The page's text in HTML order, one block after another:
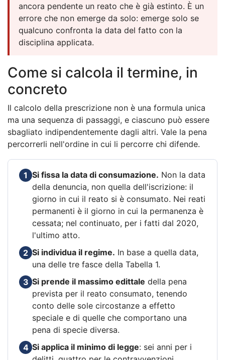
ancora pendente un reato che è già estinto. È un
errore che non emerge da solo: emerge solo se
qualcuno confronta la data del fatto con la
disciplina applicata.
Come si calcola il termine, in
concreto
Il calcolo della prescrizione non è una formula unica
ma una sequenza di passaggi, e ciascuno può essere
sbagliato indipendentemente dagli altri. Vale la pena
percorrerli nell'ordine in cui li percorre chi difende.
1 Si fissa la data di consumazione. Non la data
della denuncia, non quella dell'iscrizione: il
giorno in cui il reato si è consumato. Nei reati
permanenti è il giorno in cui la permanenza è
cessata; nel continuato, per i fatti dal 2020,
l'ultimo atto.
2 Si individua il regime. In base a quella data,
una delle tre fasce della Tabella 1.
3 Si prende il massimo edittale della pena
prevista per il reato consumato, tenendo
conto delle sole circostanze a effetto
speciale e di quelle che comportano una
pena di specie diversa.
4 Si applica il minimo di legge: sei anni per i